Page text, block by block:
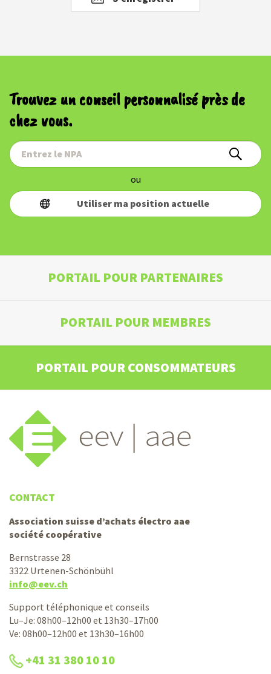
Trouvez un conseil personnalisé près de
chez vous.
ou
Utiliser ma position actuelle
PORTAIL POUR PARTENAIRES
PORTAIL POUR MEMBRES
PORTAIL POUR CONSOMMATEURS
CONTACT
Association suisse d’achats électro aae
société coopérative
Bernstrasse 28
3322 Urtenen-Schönbühl
info@eev.ch
Support téléphonique et conseils
Lu–Je: 08h00–12h00 et 13h30–17h00
Ve: 08h00–12h00 et 13h30–16h00
+41 31 380 10 10